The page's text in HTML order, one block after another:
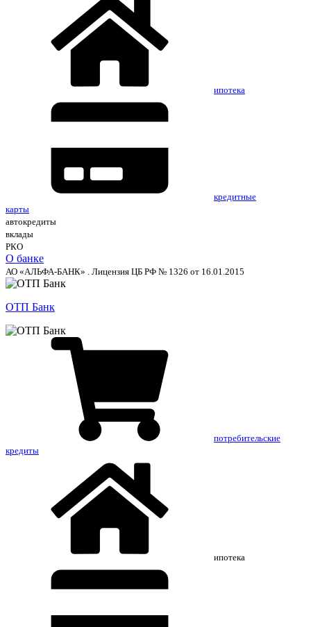
ипотека
кредитные
карты
автокредиты
вклады
РКО
О банке
АО «АЛЬФА-БАНК» . Лицензия ЦБ РФ № 1326 от 16.01.2015
ОТП Банк
потребительские
кредиты
ипотека